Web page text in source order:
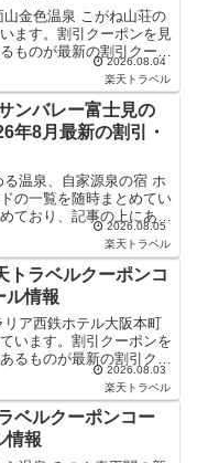
金色温泉 こがね山荘の
ます。割引クーポンを見
ものが最新の割引クーポ
で使えるクー...2026.08.04
楽天トラベル
ンバレー富士見の
年8月最新の割引・
温泉、自家源泉の宿 ホ
の一覧を随時まとめてい
ており、記事の上にある
ル・旅館宿泊...2026.08.05
楽天トラベル
トラベルクーポンコ
ル情報
ア西鉄ホテル大阪本町
います。割引クーポンを
るものが最新の割引クー
どで使えるクー...2026.08.03
楽天トラベル
ベルクーポンコー
情報